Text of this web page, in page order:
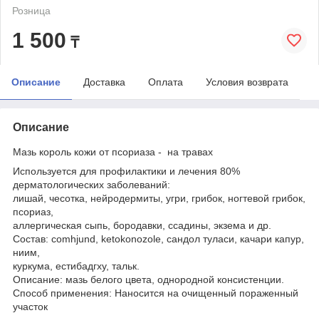
Розница
1 500 ₸
Описание Доставка Оплата Условия возврата
Описание
Мазь король кожи от псориаза - на травах
Используется для профилактики и лечения 80%
дерматологических заболеваний:
лишай, чесотка, нейродермиты, угри, грибок, ногтевой грибок,
псориаз,
аллергическая сыпь, бородавки, ссадины, экзема и др.
Состав: comhjund, ketokonozole, сандол туласи, качари капур,
ниим,
куркума, естибадгху, тальк.
Описание: мазь белого цвета, однородной консистенции.
Способ применения: Наносится на очищенный пораженный
участок